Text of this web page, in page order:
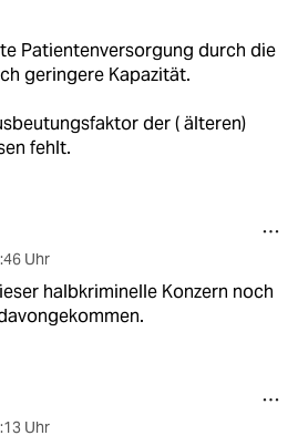
Patientenversorgung durch die
geringere Kapazität.
der ( älteren)
fehlt.
Uhr
halbkriminelle Konzern noch
Uhr